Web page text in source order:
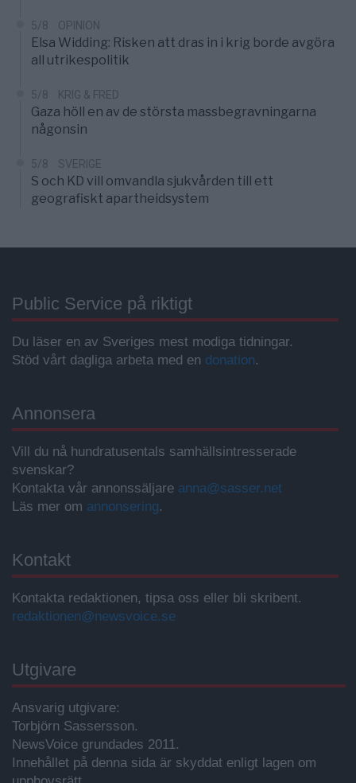
5/8 OPINION
Elsa Widding: Risken att dras in i krig borde avgöra
all utrikespolitik
5/8 KRIG & FRED
Gaza höll en av de största massbegravningarna
någonsin
5/8 SVERIGE
S och KD vill omvandla sjukvården till ett
geografiskt apartheidsystem
Public Service på riktigt
Du läser en av Sveriges mest modiga tidningar.
Stöd vårt dagliga arbeta med en donation.
Annonsera
Vill du nå hundratusentals samhällsintresserade
svenskar?
Kontakta vår annonssäljare anna@sasser.net
Läs mer om annonsering.
Kontakt
Kontakta redaktionen, tipsa oss eller bli skribent.
redaktionen@newsvoice.se
Utgivare
Ansvarig utgivare:
Torbjörn Sassersson.
NewsVoice grundades 2011.
Innehållet på denna sida är skyddat enligt lagen om